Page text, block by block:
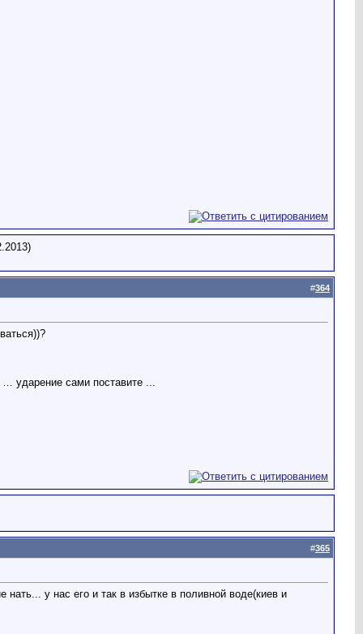
#364
ударение сами поставите ...
#365
у нас его и так в избытке в поливной воде(киев и